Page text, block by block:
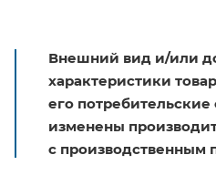
Внешний вид и/или
характеристики
его потребительские
изменены
с производственным